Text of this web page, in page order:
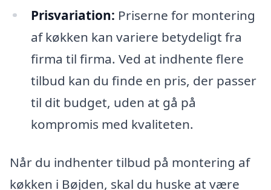
Prisvariation: Priserne for montering
af køkken kan variere betydeligt fra
firma til firma. Ved at indhente flere
tilbud kan du finde en pris, der passer
til dit budget, uden at gå på
kompromis med kvaliteten.
Når du indhenter tilbud på montering af
køkken i Bøjden, skal du huske at være